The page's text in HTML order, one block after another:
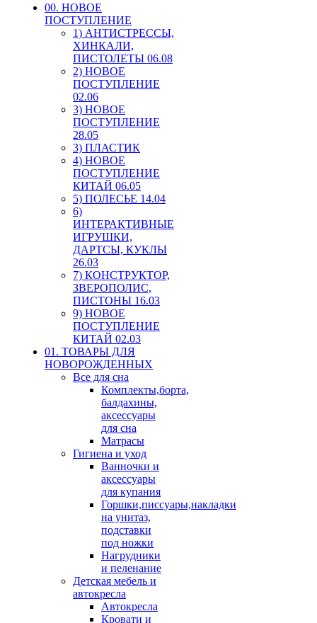
00. HОВОЕ
ПОСТУПЛЕНИЕ
1) АНТИСТРЕССЫ,
ХИНКАЛИ,
ПИСТОЛЕТЫ 06.08
2) НОВОЕ
ПОСТУПЛЕНИЕ
02.06
3) НОВОЕ
ПОСТУПЛЕНИЕ
28.05
3) ПЛАСТИК
4) НОВОЕ
ПОСТУПЛЕНИЕ
КИТАЙ 06.05
5) ПОЛЕСЬЕ 14.04
6)
ИНТЕРАКТИВНЫЕ
ИГРУШКИ,
ДАРТСЫ, КУКЛЫ
26.03
7) КОНСТРУКТОР,
ЗВЕРОПОЛИС,
ПИСТОНЫ 16.03
9) НОВОЕ
ПОСТУПЛЕНИЕ
КИТАЙ 02.03
01. ТОВАРЫ ДЛЯ
НОВОРОЖДЕННЫХ
Все для сна
Комплекты,борта,
балдахины,
аксессуары
для сна
Матрасы
Гигиена и уход
Ванночки и
аксессуары
для купания
Горшки,писсуары,накладки
на унитаз,
подставки
под ножки
Нагрудники
и пеленание
Детская мебель и
автокресла
Автокресла
Кровати и